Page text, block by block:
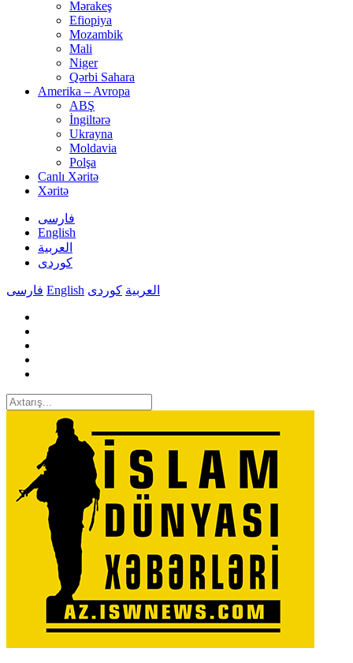
Mərakeş
Efiopiya
Mozambik
Mali
Niger
Qərbi Sahara
Amerika – Avropa
ABŞ
İngiltərə
Ukrayna
Moldavia
Polşa
Canlı Xəritə
Xəritə
فارسی
English
العربیة
کوردی
فارسی English العربیة کوردی